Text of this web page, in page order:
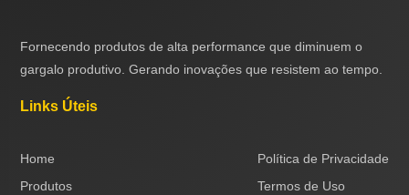
Fornecendo produtos de alta performance que diminuem o
gargalo produtivo. Gerando inovações que resistem ao tempo.
Links Úteis
Home
Produtos
Política de Privacidade
Termos de Uso